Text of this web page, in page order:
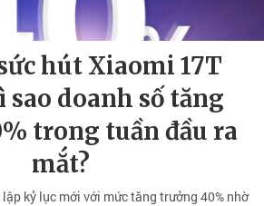
hút Xiaomi 17T
sao doanh số tăng
trong tuần đầu ra
mắt?
kỷ lục mới với mức tăng trưởng 40% nhờ